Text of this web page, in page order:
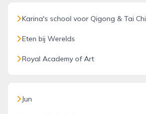
Karina's school voor Qigong & Tai Chi
Eten bij Werelds
Royal Academy of Art
Jun